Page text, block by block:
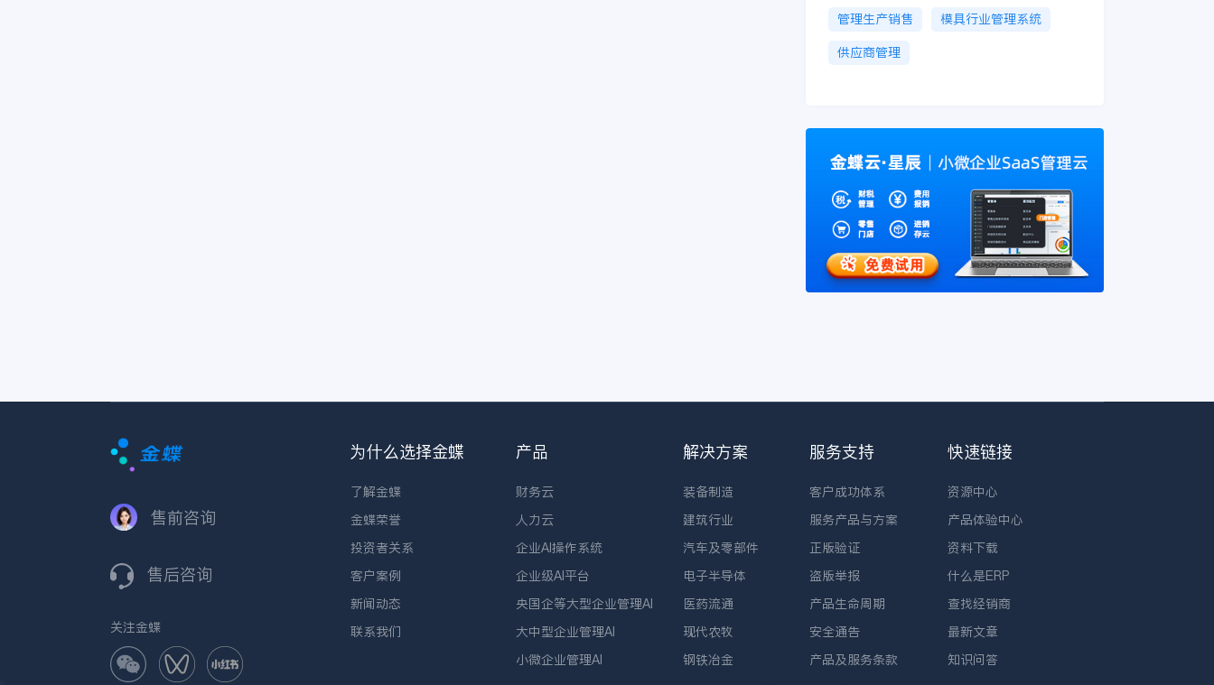
管理生产销售
模具行业管理系统
供应商管理
售前咨询
售后咨询
关注金蝶
为什么选择金蝶
了解金蝶
金蝶荣誉
投资者关系
客户案例
新闻动态
联系我们
产品
财务云
人力云
企业AI操作系统
企业级AI平台
央国企等大型企业管理AI
大中型企业管理AI
小微企业管理AI
解决方案
装备制造
建筑行业
汽车及零部件
电子半导体
医药流通
现代农牧
钢铁冶金
服务支持
客户成功体系
服务产品与方案
正版验证
盗版举报
产品生命周期
安全通告
产品及服务条款
快速链接
资源中心
产品体验中心
资料下载
什么是ERP
查找经销商
最新文章
知识问答